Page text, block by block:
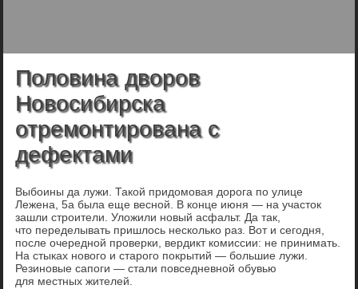
Половина дворов
Новосибирска
отремонтирована с
дефектами
Выбоины да лужи. Такой придомовая дорога по улице
Лежена, 5а была еще весной. В конце июня — на участок
зашли строители. Уложили новый асфальт. Да так,
что переделывать пришлось несколько раз. Вот и сегодня,
после очередной проверки, вердикт комиссии: не принимать.
На стыках нового и старого покрытий — большие лужи.
Резиновые сапоги — стали повседневной обувью
для местных жителей.